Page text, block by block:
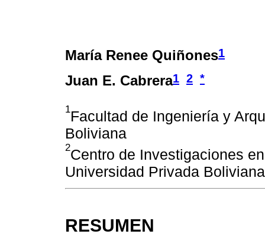
María Renee Quiñones1
Juan E. Cabrera1 2 *
1Facultad de Ingeniería y
Boliviana
2Centro de Investigaciones
Universidad Privada Boliviana
RESUMEN